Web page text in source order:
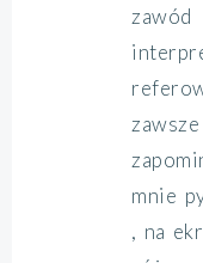
mnie
, na